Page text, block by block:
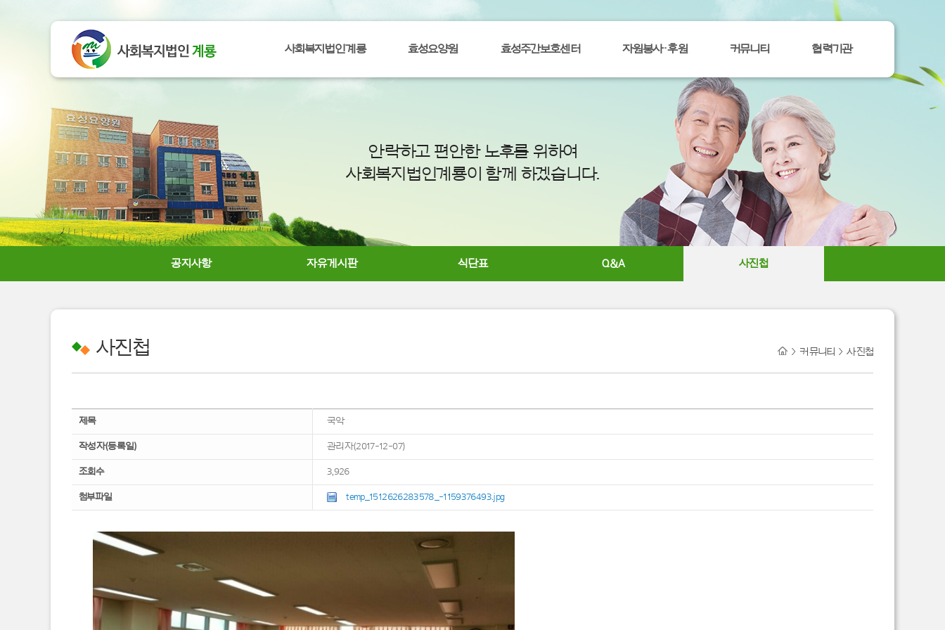
사회복지법인계룡 효성요양원 효성주간보호센터 자원봉사ㆍ후원 커뮤니티 협력기관
안락하고 편안한 노후를 위하여
사회복지법인계룡이 함께 하겠습니다.
공지사항 자유게시판 식단표 Q&A 사진첩
사진첩 > 커뮤니티 > 사진첩
제목 국악
작성자(등록일) 관리자(2017-12-07)
조회수 3,926
첨부파일 temp_1512626283578_-1159376493.jpg